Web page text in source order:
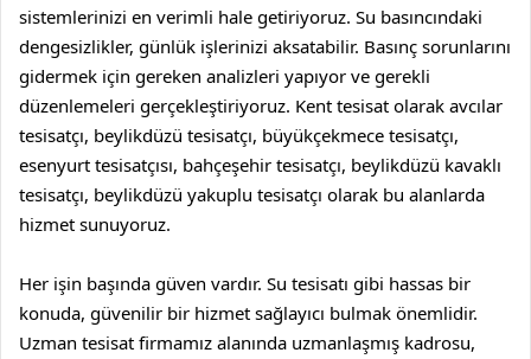
sistemlerinizi en verimli hale getiriyoruz. Su basıncındaki
dengesizlikler, günlük işlerinizi aksatabilir. Basınç sorunlarını
gidermek için gereken analizleri yapıyor ve gerekli
düzenlemeleri gerçekleştiriyoruz. Kent tesisat olarak avcılar
tesisatçı, beylikdüzü tesisatçı, büyükçekmece tesisatçı,
esenyurt tesisatçısı, bahçeşehir tesisatçı, beylikdüzü kavaklı
tesisatçı, beylikdüzü yakuplu tesisatçı olarak bu alanlarda
hizmet sunuyoruz.
Her işin başında güven vardır. Su tesisatı gibi hassas bir
konuda, güvenilir bir hizmet sağlayıcı bulmak önemlidir.
Uzman tesisat firmamız alanında uzmanlaşmış kadrosu,